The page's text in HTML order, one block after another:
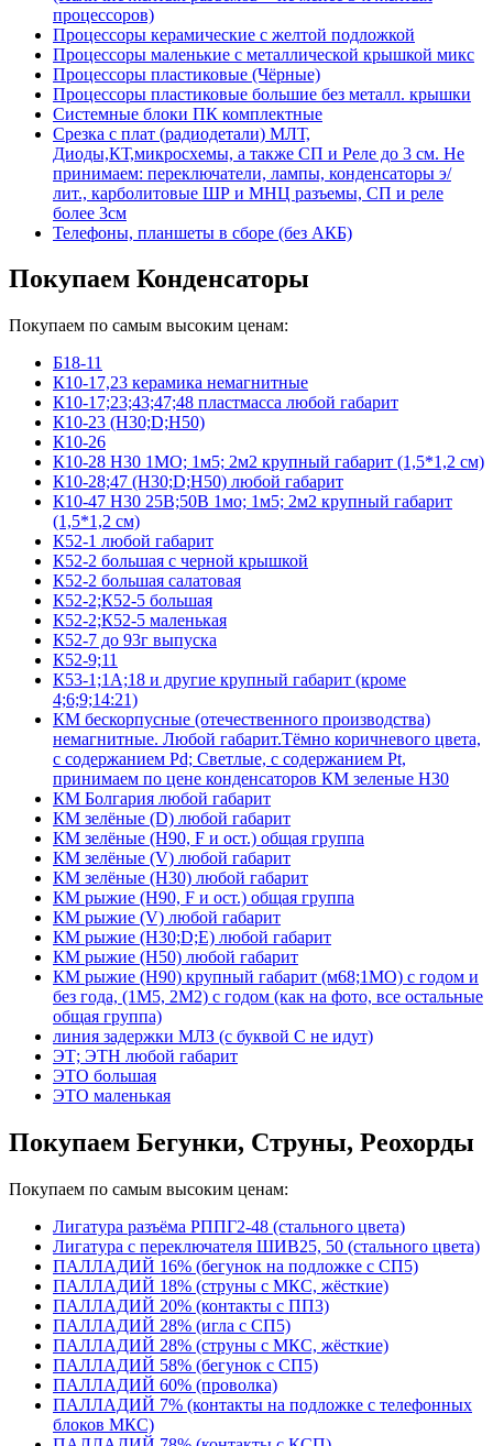
процессоров)
Процессоры керамические с желтой подложкой
Процессоры маленькие с металлической крышкой микс
Процессоры пластиковые (Чёрные)
Процессоры пластиковые большие без металл. крышки
Системные блоки ПК комплектные
Срезка с плат (радиодетали) МЛТ,
Диоды,КТ,микросхемы, а также СП и Реле до 3 см. Не
принимаем: переключатели, лампы, конденсаторы э/
лит., карболитовые ШР и МНЦ разъемы, СП и реле
более 3см
Телефоны, планшеты в сборе (без АКБ)
Покупаем Конденсаторы
Покупаем по самым высоким ценам:
Б18-11
К10-17,23 керамика немагнитные
К10-17;23;43;47;48 пластмасса любой габарит
К10-23 (Н30;D;Н50)
К10-26
К10-28 Н30 1МО; 1м5; 2м2 крупный габарит (1,5*1,2 см)
К10-28;47 (Н30;D;Н50) любой габарит
К10-47 Н30 25В;50В 1мо; 1м5; 2м2 крупный габарит
(1,5*1,2 см)
К52-1 любой габарит
К52-2 большая с черной крышкой
К52-2 большая салатовая
К52-2;К52-5 большая
К52-2;К52-5 маленькая
К52-7 до 93г выпуска
К52-9;11
К53-1;1А;18 и другие крупный габарит (кроме
4;6;9;14:21)
КМ бескорпусные (отечественного производства)
немагнитные. Любой габарит.Тёмно коричневого цвета,
с содержанием Pd; Светлые, с содержанием Pt,
принимаем по цене конденсаторов КМ зеленые Н30
КМ Болгария любой габарит
КМ зелёные (D) любой габарит
КМ зелёные (H90, F и ост.) общая группа
КМ зелёные (V) любой габарит
КМ зелёные (Н30) любой габарит
КМ рыжие (H90, F и ост.) общая группа
КМ рыжие (V) любой габарит
КМ рыжие (Н30;D;E) любой габарит
КМ рыжие (Н50) любой габарит
КМ рыжие (Н90) крупный габарит (м68;1МО) с годом и
без года, (1М5, 2М2) с годом (как на фото, все остальные
общая группа)
линия задержки МЛЗ (с буквой С не идут)
ЭТ; ЭТН любой габарит
ЭТО большая
ЭТО маленькая
Покупаем Бегунки, Струны, Реохорды
Покупаем по самым высоким ценам:
Лигатура разъёма РППГ2-48 (стального цвета)
Лигатура с переключателя ШИВ25, 50 (стального цвета)
ПАЛЛАДИЙ 16% (бегунок на подложке с СП5)
ПАЛЛАДИЙ 18% (струны с МКС, жёсткие)
ПАЛЛАДИЙ 20% (контакты с ПП3)
ПАЛЛАДИЙ 28% (игла с СП5)
ПАЛЛАДИЙ 28% (струны с МКС, жёсткие)
ПАЛЛАДИЙ 58% (бегунок с СП5)
ПАЛЛАДИЙ 60% (проволка)
ПАЛЛАДИЙ 7% (контакты на подложке с телефонных
блоков МКС)